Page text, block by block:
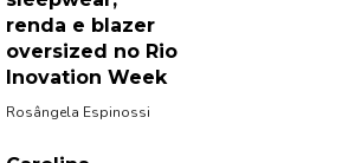
renda e blazer
oversized no Rio
Inovation Week
Rosângela Espinossi